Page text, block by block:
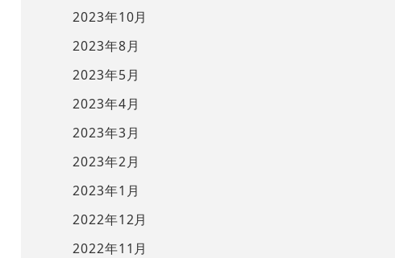
2023年10月
2023年8月
2023年5月
2023年4月
2023年3月
2023年2月
2023年1月
2022年12月
2022年11月